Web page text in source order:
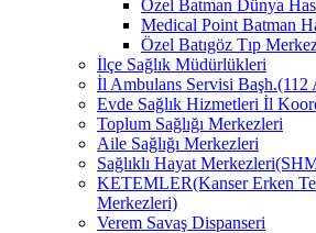
Özel Batman Dünya
Medical Point Batman
Özel Batıgöz Tıp
İlçe Sağlık Müdürlükleri
İl Ambulans Servisi Başh.(112
Evde Sağlık Hizmetleri İl
Toplum Sağlığı Merkezleri
Aile Sağlığı Merkezleri
Sağlıklı Hayat
KETEMLER(Kanser Erken
Merkezleri)
Verem Savaş Dispanseri